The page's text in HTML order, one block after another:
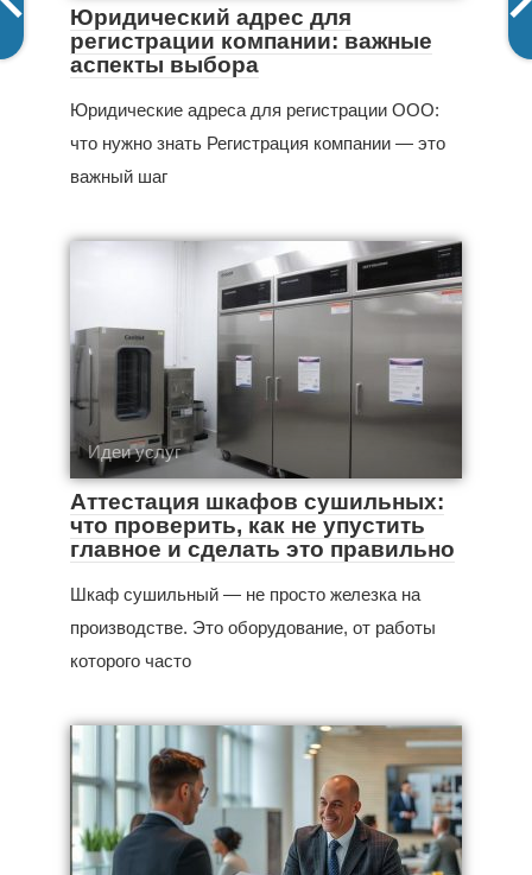
Юридический адрес для
регистрации компании: важные
аспекты выбора
Юридические адреса для регистрации ООО:
что нужно знать Регистрация компании — это
важный шаг
Идеи услуг
Аттестация шкафов сушильных:
что проверить, как не упустить
главное и сделать это правильно
Шкаф сушильный — не просто железка на
производстве. Это оборудование, от работы
которого часто